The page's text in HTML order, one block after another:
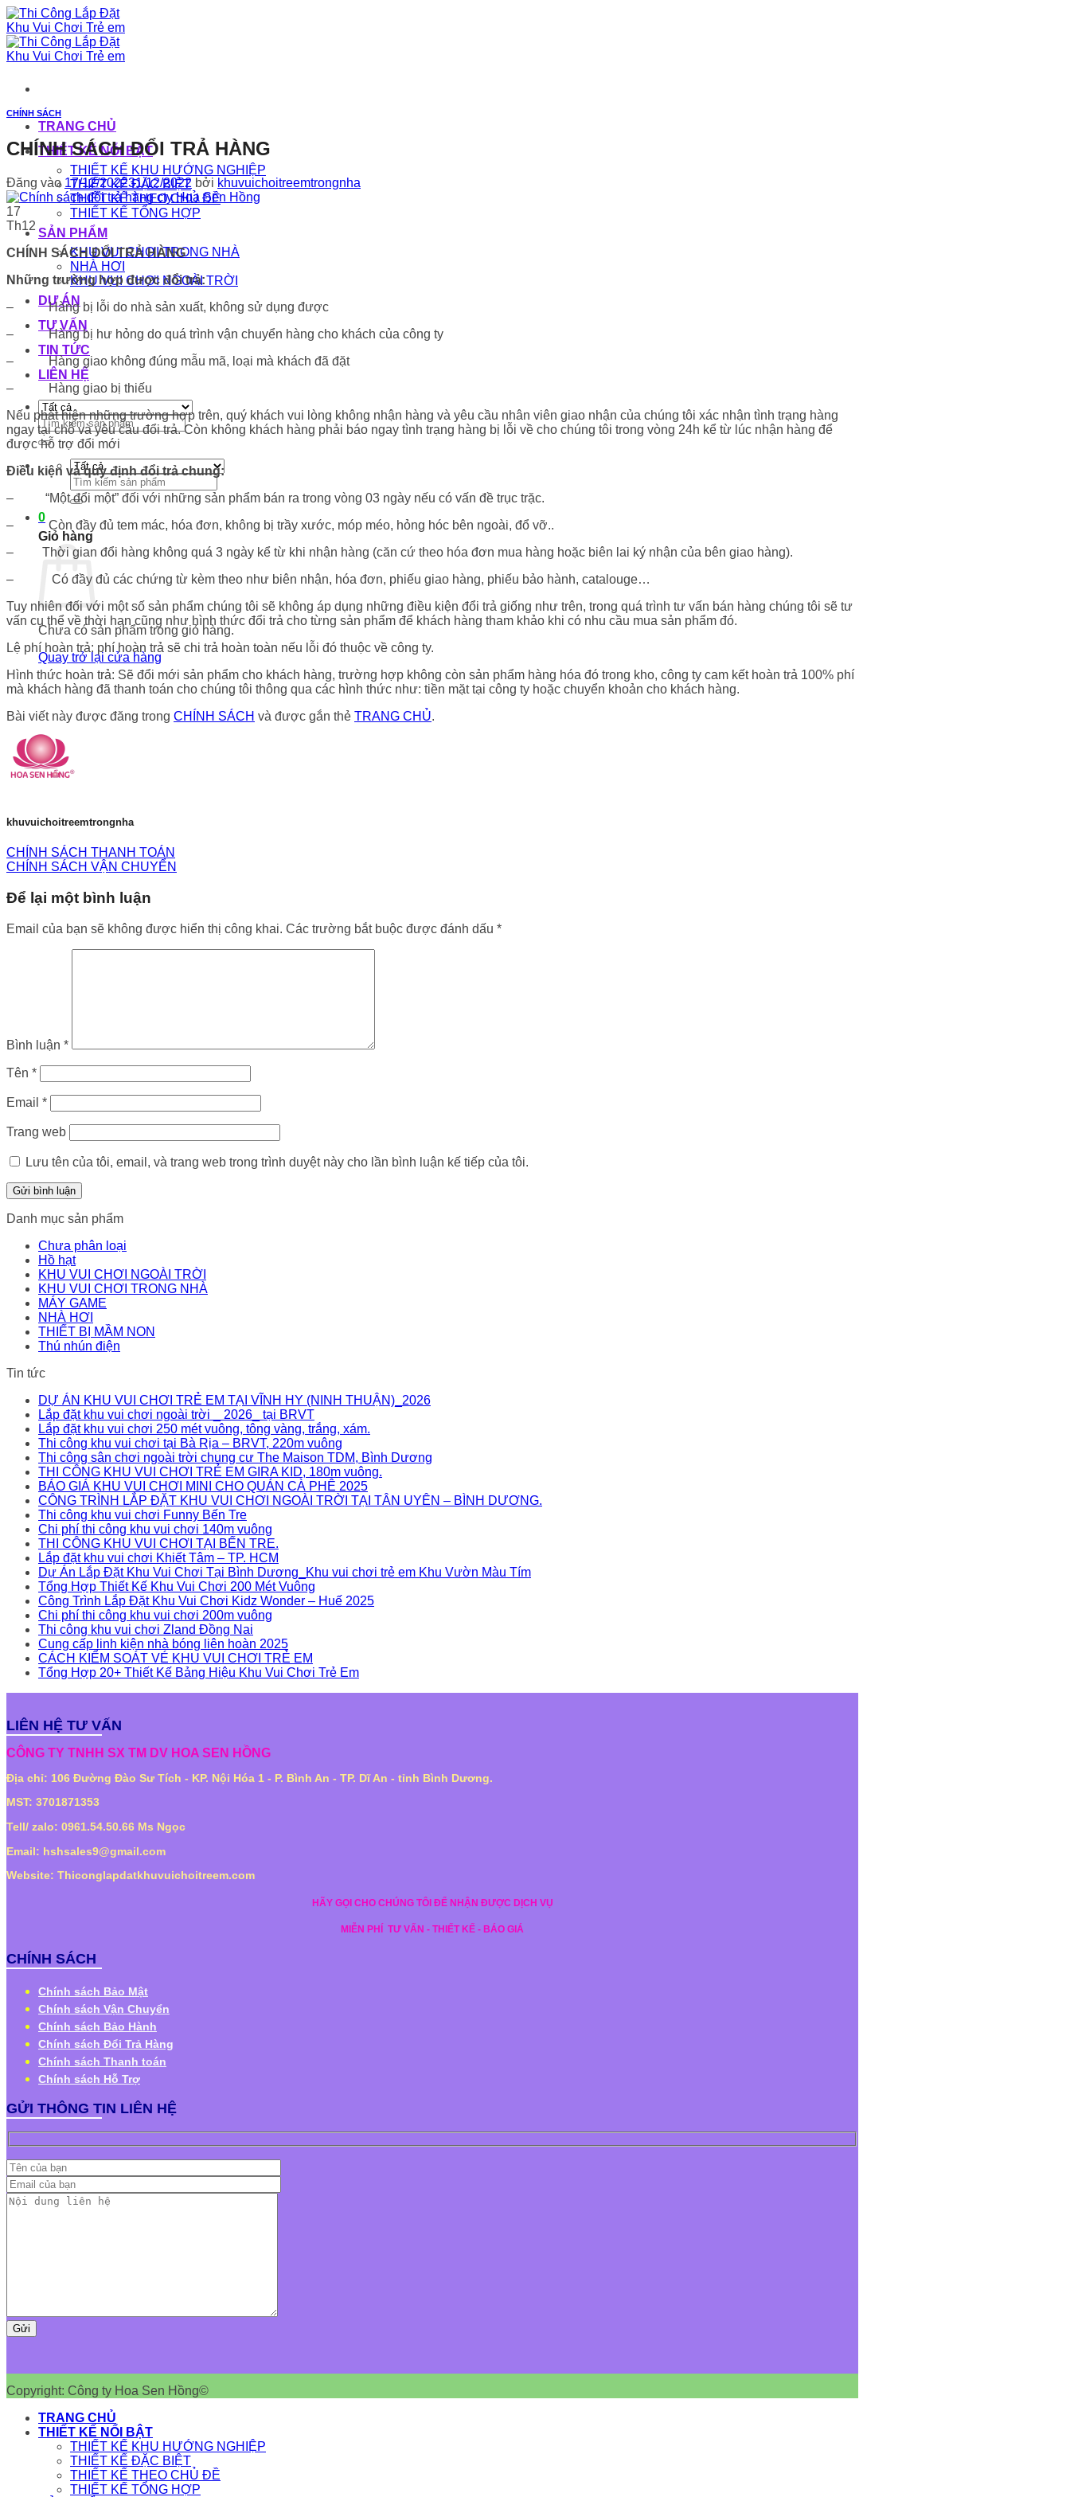
Bỏ
qua
nội
dung
TRANG CHỦ
THIẾT KẾ NỔI BẬT
THIẾT KẾ KHU HƯỚNG NGHIỆP
THIẾT KẾ ĐẶC BIỆT
THIẾT KẾ THEO CHỦ ĐỀ
THIẾT KẾ TỔNG HỢP
SẢN PHẨM
KHU VUI CHƠI TRONG NHÀ
NHÀ HƠI
KHU VUI CHƠI NGOÀI TRỜI
DỰ ÁN
TƯ VẤN
TIN TỨC
LIÊN HỆ
Tìm
kiếm:
Tìm
kiếm:
0
Giỏ hàng
Chưa có sản phẩm trong giỏ hàng.
Quay trở lại cửa hàng
CHÍNH SÁCH
CHÍNH SÁCH ĐỔI TRẢ HÀNG
Đăng vào 17/12/202231/12/2022 bởi khuvuichoitreemtrongnha
17
Th12
CHÍNH SÁCH ĐỔI TRẢ HÀNG
Những trường hợp được đổi trả:
– Hàng bị lỗi do nhà sản xuất, không sử dụng được
– Hàng bị hư hỏng do quá trình vận chuyển hàng cho khách của công ty
– Hàng giao không đúng mẫu mã, loại mà khách đã đặt
– Hàng giao bị thiếu
Nếu phát hiện những trường hợp trên, quý khách vui lòng không nhận hàng và yêu cầu nhân viên giao nhận của chúng tôi xác nhận tình trạng hàng
ngay tại chỗ và yêu cầu đổi trả. Còn không khách hàng phải báo ngay tình trạng hàng bị lỗi về cho chúng tôi trong vòng 24h kể từ lúc nhận hàng để
được hỗ trợ đổi mới
Điều kiện và quy định đổi trả chung:
– “Một đổi một” đối với những sản phẩm bán ra trong vòng 03 ngày nếu có vấn đề trục trặc.
– Còn đầy đủ tem mác, hóa đơn, không bị trầy xước, móp méo, hỏng hóc bên ngoài, đổ vỡ..
– Thời gian đổi hàng không quá 3 ngày kể từ khi nhận hàng (căn cứ theo hóa đơn mua hàng hoặc biên lai ký nhận của bên giao hàng).
– Có đầy đủ các chứng từ kèm theo như biên nhận, hóa đơn, phiếu giao hàng, phiếu bảo hành, catalouge…
Tuy nhiên đối với một số sản phẩm chúng tôi sẽ không áp dụng những điều kiện đổi trả giống như trên, trong quá trình tư vấn bán hàng chúng tôi sẽ tư
vấn cụ thể về thời hạn cũng như hình thức đổi trả cho từng sản phẩm để khách hàng tham khảo khi có nhu cầu mua sản phẩm đó.
Lệ phí hoàn trả: phí hoàn trả sẽ chi trả hoàn toàn nếu lỗi đó thuộc về công ty.
Hình thức hoàn trả: Sẽ đổi mới sản phẩm cho khách hàng, trường hợp không còn sản phẩm hàng hóa đó trong kho, công ty cam kết hoàn trả 100% phí
mà khách hàng đã thanh toán cho chúng tôi thông qua các hình thức như: tiền mặt tại công ty hoặc chuyển khoản cho khách hàng.
Bài viết này được đăng trong CHÍNH SÁCH và được gắn thẻ TRANG CHỦ.
khuvuichoitreemtrongnha
CHÍNH SÁCH THANH TOÁN
CHÍNH SÁCH VẬN CHUYỂN
Để lại một bình luận
Email của bạn sẽ không được hiển thị công khai. Các trường bắt buộc được đánh dấu *
Bình luận *
Tên *
Email *
Trang web
Lưu tên của tôi, email, và trang web trong trình duyệt này cho lần bình luận kế tiếp của tôi.
Danh mục sản phẩm
Chưa phân loại
Hồ hạt
KHU VUI CHƠI NGOÀI TRỜI
KHU VUI CHƠI TRONG NHÀ
MÁY GAME
NHÀ HƠI
THIẾT BỊ MẦM NON
Thú nhún điện
Tin tức
DỰ ÁN KHU VUI CHƠI TRẺ EM TẠI VĨNH HY (NINH THUẬN)_2026
Lắp đặt khu vui chơi ngoài trời _ 2026_ tại BRVT
Lắp đặt khu vui chơi 250 mét vuông, tông vàng, trắng, xám.
Thi công khu vui chơi tại Bà Rịa – BRVT, 220m vuông
Thi công sân chơi ngoài trời chung cư The Maison TDM, Bình Dương
THI CÔNG KHU VUI CHƠI TRẺ EM GIRA KID, 180m vuông.
BÁO GIÁ KHU VUI CHƠI MINI CHO QUÁN CÀ PHÊ 2025
CÔNG TRÌNH LẮP ĐẶT KHU VUI CHƠI NGOÀI TRỜI TẠI TÂN UYÊN – BÌNH DƯƠNG.
Thi công khu vui chơi Funny Bến Tre
Chi phí thi công khu vui chơi 140m vuông
THI CÔNG KHU VUI CHƠI TẠI BẾN TRE.
Lắp đặt khu vui chơi Khiết Tâm – TP. HCM
Dự Án Lắp Đặt Khu Vui Chơi Tại Bình Dương_Khu vui chơi trẻ em Khu Vườn Màu Tím
Tổng Hợp Thiết Kế Khu Vui Chơi 200 Mét Vuông
Công Trình Lắp Đặt Khu Vui Chơi Kidz Wonder – Huế 2025
Chi phí thi công khu vui chơi 200m vuông
Thi công khu vui chơi Zland Đồng Nai
Cung cấp linh kiện nhà bóng liên hoàn 2025
CÁCH KIỂM SOÁT VÉ KHU VUI CHƠI TRẺ EM
Tổng Hợp 20+ Thiết Kế Bảng Hiệu Khu Vui Chơi Trẻ Em
LIÊN HỆ TƯ VẤN
CÔNG TY TNHH SX TM DV HOA SEN HỒNG
Địa chỉ: 106 Đường Đào Sư Tích - KP. Nội Hóa 1 - P. Bình An - TP. Dĩ An - tỉnh Bình Dương.
MST: 3701871353
Tell/ zalo: 0961.54.50.66 Ms Ngọc
Email: hshsales9@gmail.com
Website: Thiconglapdatkhuvuichoitreem.com
HÃY GỌI CHO CHÚNG TÔI ĐỂ NHẬN ĐƯỢC DỊCH VỤ
MIỄN PHÍ TƯ VẤN - THIẾT KẾ - BÁO GIÁ
CHÍNH SÁCH
Chính sách Bảo Mật
Chính sách Vận Chuyển
Chính sách Bảo Hành
Chính sách Đổi Trả Hàng
Chính sách Thanh toán
Chính sách Hỗ Trợ
GỬI THÔNG TIN LIÊN HỆ
Copyright: Công ty Hoa Sen Hồng©
TRANG CHỦ
THIẾT KẾ NỔI BẬT
THIẾT KẾ KHU HƯỚNG NGHIỆP
THIẾT KẾ ĐẶC BIỆT
THIẾT KẾ THEO CHỦ ĐỀ
THIẾT KẾ TỔNG HỢP